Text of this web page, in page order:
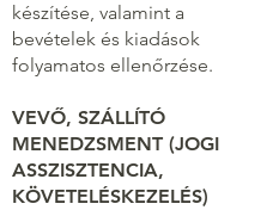
készítése, valamint a
bevételek és kiadások
folyamatos ellenőrzése.
VEVŐ, SZÁLLÍTÓ
MENEDZSMENT (JOGI
ASSZISZTENCIA,
KÖVETELÉSKEZELÉS)